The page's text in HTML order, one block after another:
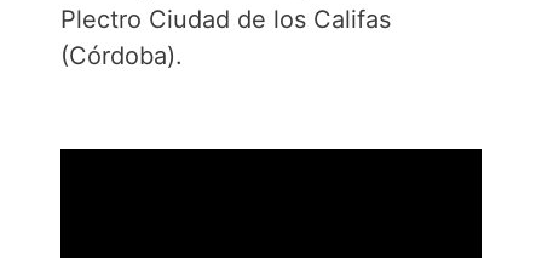
Plectro Ciudad de los Califas
(Córdoba).